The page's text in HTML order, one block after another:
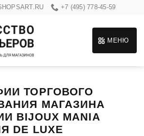
+7 (495) 778-45-59
МЕНЮ
ТОРГОВОГО
МАГАЗИНА
BIJOUX MANIA
DE LUXE